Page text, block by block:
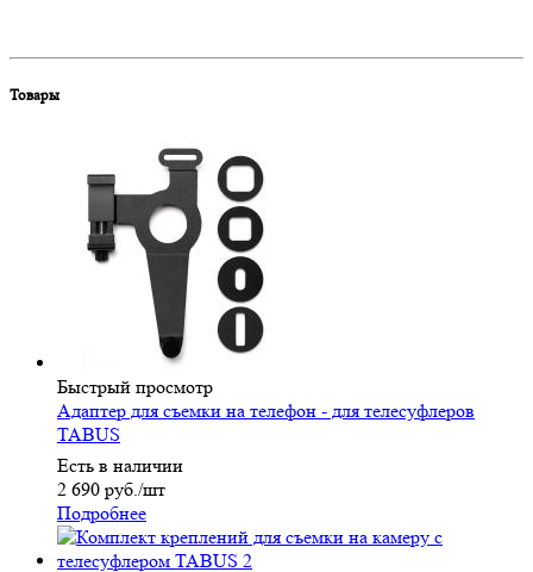
Товары
Быстрый просмотр
Адаптер для съемки на телефон - для телесуфлеров
TABUS
Есть в наличии
2 690 руб./шт
Подробнее